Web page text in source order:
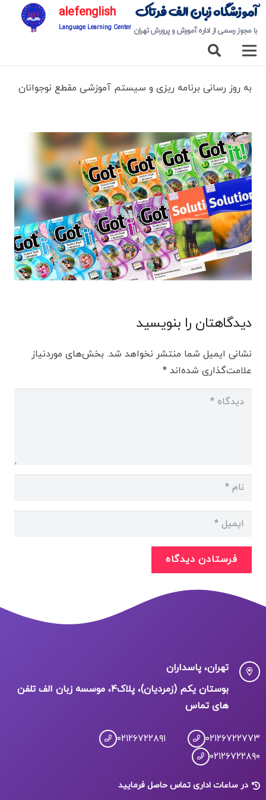
آموزشگاه زبان الف فرتاک
با مجوز رسمی از اداره آمورش و پرورش تهران
alefenglish
Language Learning Center
به روز رسانی برنامه ریزی و سیستم آموزشی مقطع نوجوانان
دیدگاهتان را بنویسید
نشانی ایمیل شما منتشر نخواهد شد. بخش‌های موردنیاز
علامت‌گذاری شده‌اند *
فرستادن دیدگاه
تهران، پاسداران
بوستان یکم (زمردیان)، پلاک۴، موسسه زبان الف تلفن
های تماس
۰۲۱۲۶۷۲۲۷۷۳
۰۲۱۲۶۷۲۲۸۹۱
۰۲۱۲۶۷۲۲۸۹۰
در ساعات اداری تماس حاصل فرمایید